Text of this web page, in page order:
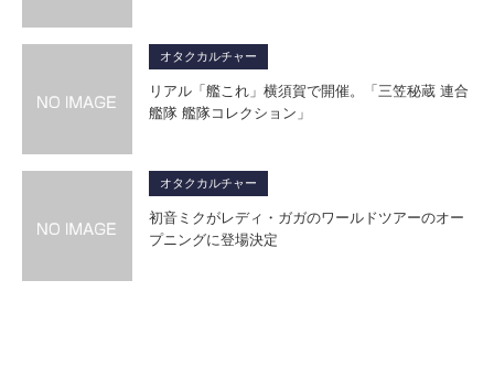
オタクカルチャー
リアル「艦これ」横須賀で開催。「三笠秘蔵 連合
艦隊 艦隊コレクション」
オタクカルチャー
初音ミクがレディ・ガガのワールドツアーのオー
プニングに登場決定